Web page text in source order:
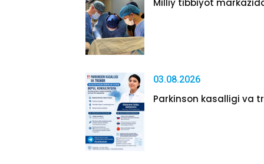
Milliy tibbiyot
03.08.2026
Parkinson kasalligi va